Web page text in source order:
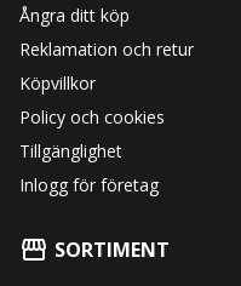
Ångra ditt köp
Reklamation och retur
Köpvillkor
Policy och cookies
Tillgänglighet
Inlogg för företag
SORTIMENT